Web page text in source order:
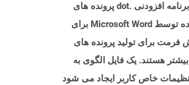
پرونده هایی با برنامه افزودنی .dot پرونده های
الگوی ایجاد شده توسط Microsoft Word برای
فرمت برای تولید پرونده های
DOC یا DOCX بیشتر هستند. یک فایل الگوی به
خاص کاربر ایجاد می شود